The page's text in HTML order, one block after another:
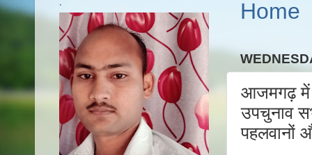
Home
आजमगढ़ में
उपचुनाव
पहलवानों
.